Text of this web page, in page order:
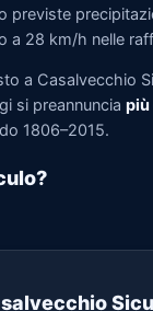
previste
a 28 km/h nelle
a Casalvecchio
si preannuncia più
1806–2015.